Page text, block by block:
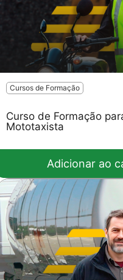
Cursos de Formação
Curso de Formação
Mototaxista
Adicionar ao